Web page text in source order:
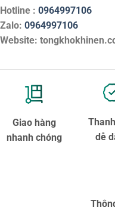
Hotline : 0964997106
Zalo: 0964997106
Website:
Giao hàng
nhanh chóng
dễ